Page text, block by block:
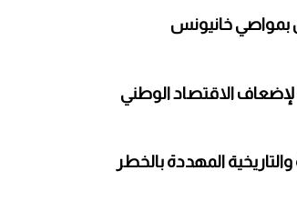
الاقتصاد الوطني
المهددة بالخطر